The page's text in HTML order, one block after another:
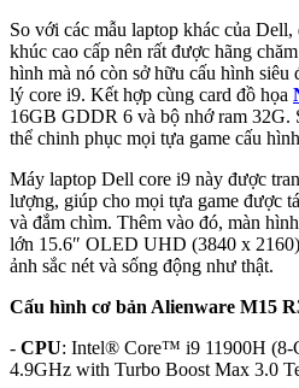
So với các mẫu laptop khác của
khúc cao cấp nên rất được hãng
hình mà nó còn sở hữu cấu hình
lý core i9. Kết hợp cùng card đồ họa
16GB GDDR 6 và bộ nhớ ram 32G.
thể chinh phục mọi tựa game cấu
Máy laptop Dell core i9 này được
lượng, giúp cho mọi tựa game được
và đắm chìm. Thêm vào đó, màn
lớn 15.6″ OLED UHD (3840 x
ảnh sắc nét và sống động như thật.
Cấu hình cơ bản Alienware M15
- CPU: Intel® Core™ i9 11900H (8-
4.9GHz with Turbo Boost Max 3.0